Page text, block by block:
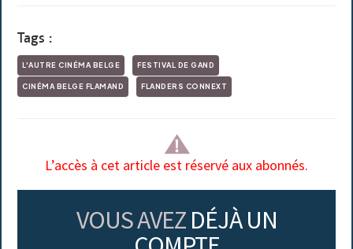
Tags :
L'AUTRE CINÉMA BELGE FESTIVAL DE GAND
CINÉMA BELGE FLAMAND FLANDERS CONNEXT
L’accès à cet article est réservé aux abonnés.
VOUS AVEZ DÉJÀ UN